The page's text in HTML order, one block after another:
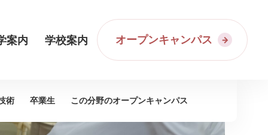
案内 学校案内 オープンキャンパス
術 卒業生 この分野のオープンキャンパス